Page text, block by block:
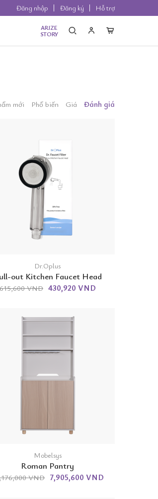
Đăng nhập Đăng ký Hỗ trợ
ARIZE
STORY
mới Phổ biến Giá Đánh giá
Dr.Oplus
out Kitchen Faucet Head
615,600 VND 430,920 VND
Mobelsys
Roman Pantry
VND 7,905,600 VND